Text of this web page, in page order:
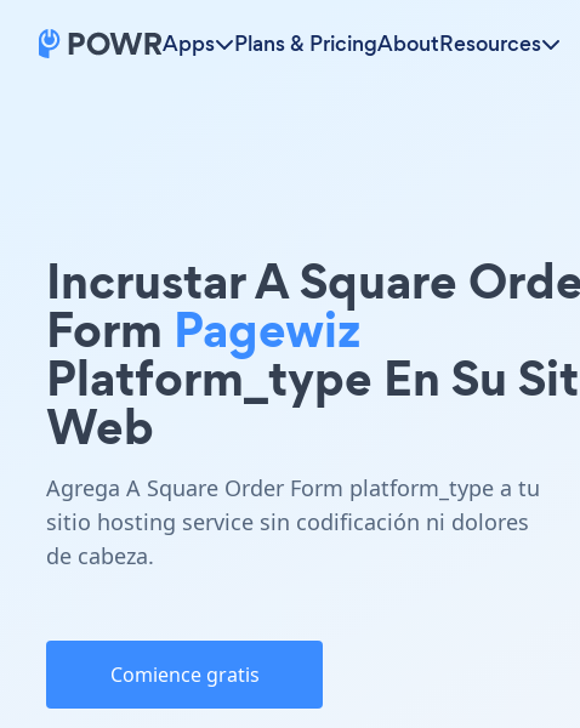
Apps Plans & PricingAboutResources
Incrustar A Square
Form Pagewiz
Platform_type En Su
Web
Agrega A Square Order Form platform_type a tu
sitio hosting service sin codificación ni dolores
de cabeza.
Comience gratis